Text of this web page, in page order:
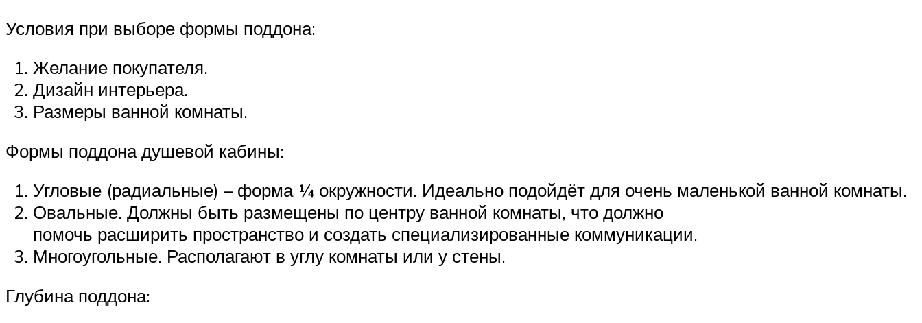
Условия при выборе формы поддона:
Желание покупателя.
Дизайн интерьера.
Размеры ванной комнаты.
Формы поддона душевой кабины:
Угловые (радиальные) – форма ¼ окружности. Идеально подойдёт для очень маленькой ванной комнаты.
Овальные. Должны быть размещены по центру ванной комнаты, что должно
помочь расширить пространство и создать специализированные коммуникации.
Многоугольные. Располагают в углу комнаты или у стены.
Глубина поддона: